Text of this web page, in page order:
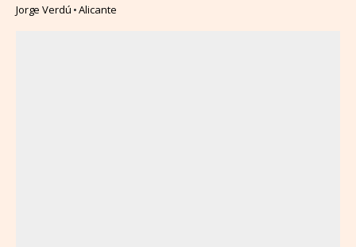
Jorge Verdú Alicante